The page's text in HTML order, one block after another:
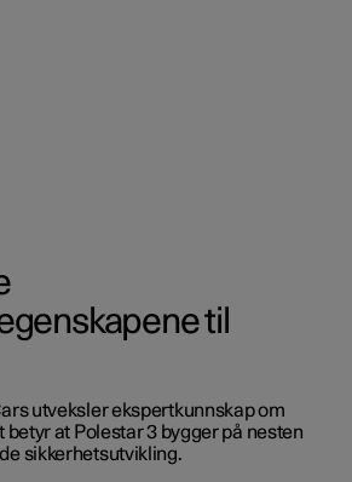
til
utveksler ekspertkunnskap om
betyr at Polestar 3 bygger på nesten
sikkerhetsutvikling.